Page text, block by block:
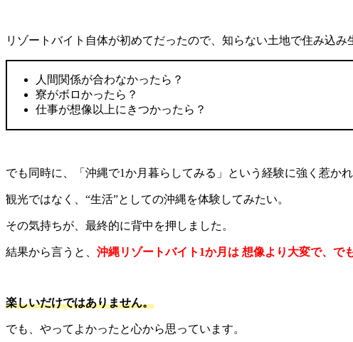
リゾートバイト自体が初めてだったので、知らない土地で住み込み
人間関係が合わなかったら？
寮がボロかったら？
仕事が想像以上にきつかったら？
でも同時に、「沖縄で1か月暮らしてみる」という経験に強く惹か
観光ではなく、 “生活”としての沖縄を体験してみたい。
その気持ちが、最終的に背中を押しました。
結果から言うと、 沖縄リゾートバイト1か月は 想像より大変で、で
楽しいだけではありません。
でも、やってよかったと心から思っています。